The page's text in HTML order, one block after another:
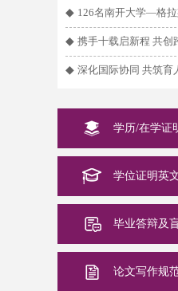
◆ 126名南开大学—格
◆ 携手十载启新程 共创
◆ 深化国际协同 共筑育
学历/在学证
学位证明英
毕业答辩及
论文写作规